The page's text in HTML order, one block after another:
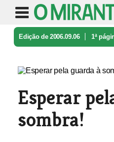
Edição de 2006.09.06 1ª
Esperar
sombra!